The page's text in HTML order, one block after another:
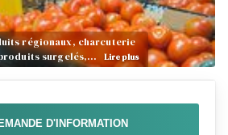
régionaux, charcuterie
surgelés,…
Lire plus
D'INFORMATION